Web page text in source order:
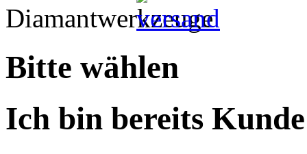
Bitte wählen
Ich bin bereits Kunde